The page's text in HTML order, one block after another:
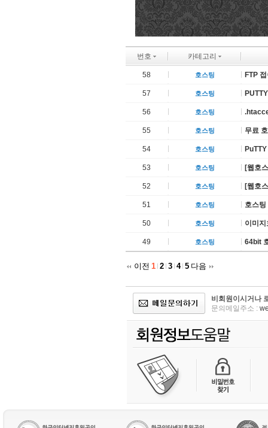
번호 카테고리
58 호스팅 FTP
57 호스팅
56 호스팅
55 호스팅 무료
54 호스팅
53 호스팅 [웹호
52 호스팅 [웹호
51 호스팅 호스
50 호스팅 이미
49 호스팅 64bit
이전 1 2 3 4 5 다음
비회원이시거나
문의메일주소 :